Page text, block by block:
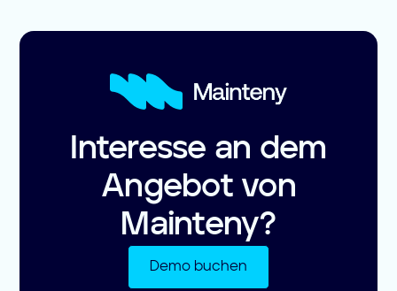
Interesse an dem
Angebot von
Mainteny?
Demo buchen